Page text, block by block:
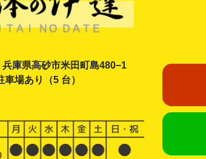
兵庫県高砂市米田町島480−1
車場あり（5 台）